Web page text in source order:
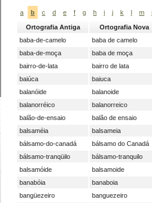
a b c d e f g h i j k l m
Ortografia Antiga
Ortografia Nova
baba-de-camelo
baba de camelo
baba-de-moça
baba de moça
bairro-de-lata
bairro de lata
baiúca
baiuca
balanóide
balanoide
balanorréico
balanorreico
balão-de-ensaio
balão de ensaio
balsaméia
balsameia
bálsamo-do-canadá
bálsamo do Canadá
bálsamo-tranqüilo
bálsamo-tranquilo
balsamóide
balsamoide
banabóia
banaboia
bangüezeiro
banguezeiro